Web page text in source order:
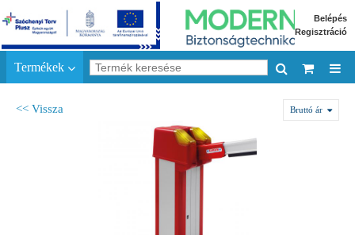
Belépés
Regisztráció
Termékek
<< Vissza Bruttó ár